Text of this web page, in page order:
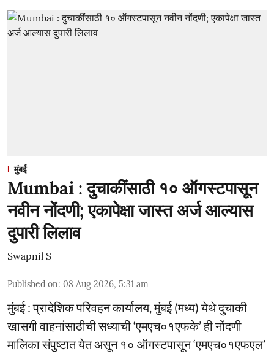
मुंबई
Mumbai : दुचाकींसाठी १० ऑगस्टपासून
नवीन नोंदणी; एकापेक्षा जास्त अर्ज आल्यास
दुपारी लिलाव
Swapnil S
Published on: 08 Aug 2026, 5:31 am
मुंबई : प्रादेशिक परिवहन कार्यालय, मुंबई (मध्य) येथे दुचाकी
खासगी वाहनांसाठीची सध्याची ‘एमएच०१एफके’ ही नोंदणी
मालिका संपुष्टात येत असून १० ऑगस्टपासून ‘एमएच०१एफएल’